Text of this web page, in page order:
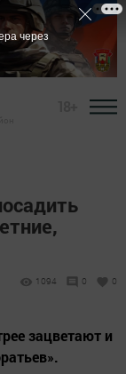
1094 0 0
зацветают и
через